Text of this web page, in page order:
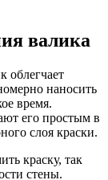
валика
облегчает
наносить
время.
его простым в
слоя краски.
краску, так
стены.